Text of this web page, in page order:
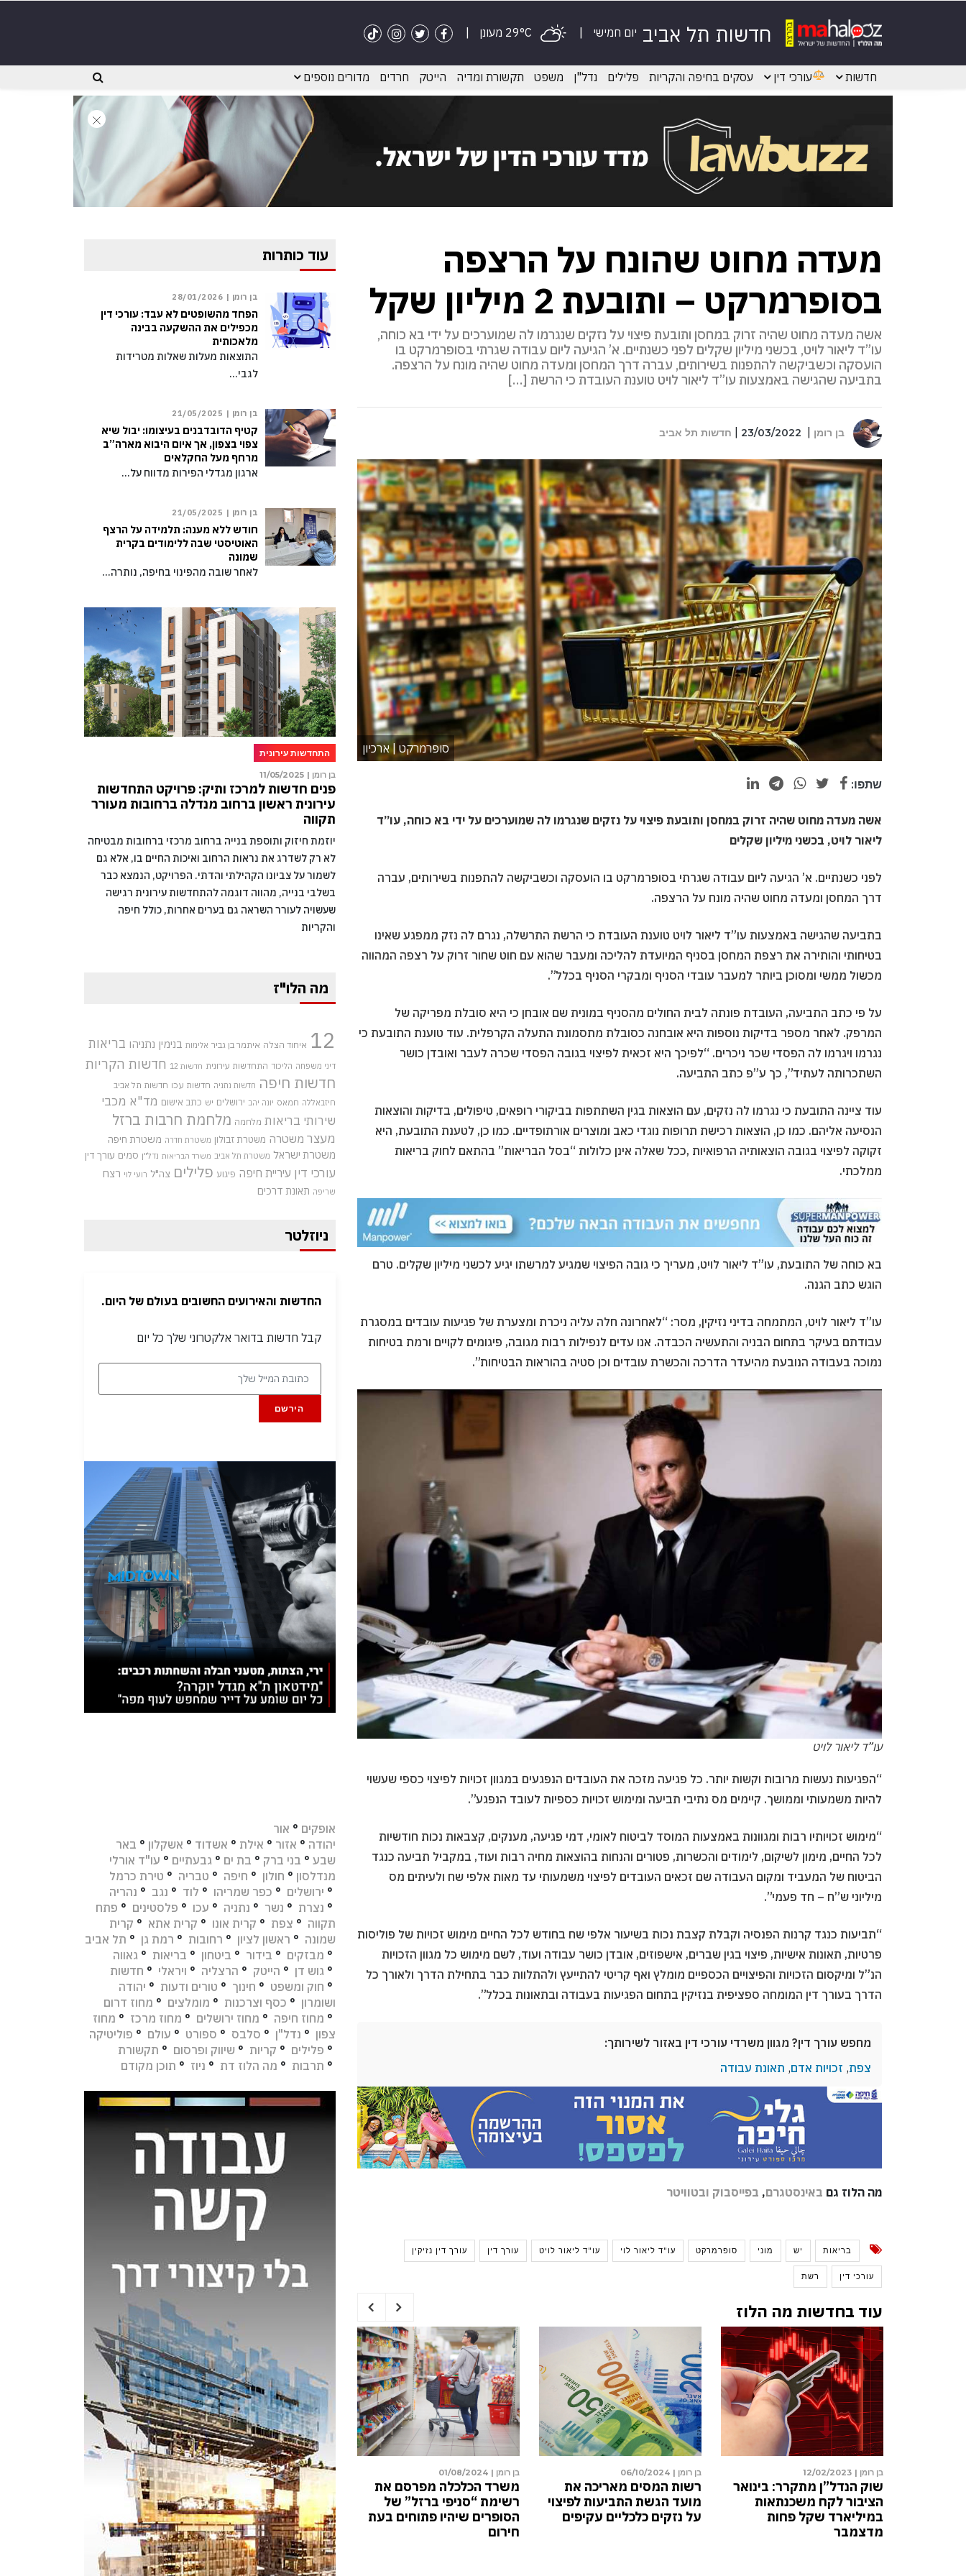
יום חמישי חדשות תל אביב
חדשות עורכי דין עסקים בחיפה והקריות פלילים נדל"ן משפט תקשורת ומדיה הייטק חרדים מדורים נוספים
מעדה מחוט שהונח על הרצפה
בסופרמרקט – ותובעת 2 מיליון שקל
אשה מעדה מחוט שהיה זרוק במחסן ותובעת פיצוי על נזקים שנגרמו לה שמוערכים על ידי בא כוחה,
עו”ד ליאור לויט, בכשני מיליון שקלים לפני כשנתיים. א’ הגיעה ליום עבודה שגרתי בסופרמרקט בו
הועסקה וכשביקשה להתפנות בשירותים, עברה דרך המחסן ומעדה מחוט שהיה מונח על הרצפה.
בתביעה שהגישה באמצעות עו”ד ליאור לויט טוענת העובדת כי הרשת […]
בן רומן 23/03/2022 חדשות תל אביב
סופרמרקט | ארכיון
שתפו:
אשה מעדה מחוט שהיה זרוק במחסן ותובעת פיצוי על נזקים שנגרמו לה שמוערכים על ידי בא כוחה, עו”ד
ליאור לויט, בכשני מיליון שקלים
לפני כשנתיים. א’ הגיעה ליום עבודה שגרתי בסופרמרקט בו הועסקה וכשביקשה להתפנות בשירותים, עברה
דרך המחסן ומעדה מחוט שהיה מונח על הרצפה.
בתביעה שהגישה באמצעות עו”ד ליאור לויט טוענת העובדת כי הרשת התרשלה, נגרם לה נזק ממפגע שאינו
בטיחותי והותירה את רצפת המחסן בסניף המיועדת להליכה ומעבר שהוא עם חוט שחור זרוק על רצפה המהווה
מכשול ממשי ומסוכן ביותר למעבר עובדי הסניף ומבקרי הסניף בכלל”.
על פי כתב התביעה, העובדת פונתה לבית החולים מהסניף במונית שם אובחן כי היא סובלת מפריקה של
המרפק. לאחר מספר בדיקות נוספות היא אובחנה כסובלת מתסמונת התעלה הקרפלית. עוד טוענת התובעת כי
נגרמו ויגרמו לה הפסדי שכר ניכרים. “לפיכך היא זכאית לפיצוי בגובה הפסדי שכרה לעבר ואובדן כושר
השתכרותה לעתיד”, כך ע”פ כתב התביעה.
עוד ציינה התובעת כי נגרמו לה נזקים, עם הוצאות בגין השתתפות בביקורי רופאים, טיפולים, בדיקות והוצאות
הנסיעה אליהם. כמו כן, הוצאות רכישת תרופות נוגדי כאב ומוצרים אורתופדיים. כמו כן, לטענת התובעת, היא
זקוקה לפיצוי בגובה הוצאותיה הרפואיות ,ככל שאלה אינן כלולות “בסל הבריאות” בהתאם לחוק בריאות
ממלכתי.
בא כוחה של התובעת, עו”ד ליאור לויט, מעריך כי גובה הפיצוי שמגיע למרשתו יגיע לכשני מיליון שקלים. טרם
הוגש כתב הגנה.
עו”ד ליאור לויט, המתמחה בדיני נזיקין, מסר: “לאחרונה חלה עליה ניכרת ומצערת של פגיעות עובדים במסגרת
עבודתם בעיקר בתחום הבניה והתעשיה הכבדה. אנו עדים לנפילות רבות מגובה, פיגומים לקויים ורמת בטיחות
נמוכה בעבודה הנובעת מהיעדר הדרכה והכשרת עובדים וכן סטיה בהוראות הבטיחות”.
עו”ד ליאור לויט
“הפגיעות נעשות מרובות וקשות יותר. כל פגיעה מזכה את העובדים הנפגעים במגוון זכויות לפיצוי כספי שעשוי
להיות משמעותי וממושך. קיימים מס נתיבי תביעה ומימוש זכויות כספיות לעובד הנפגע”.
“מימוש זכויותיו רבות ומגוונות באמצעות המוסד לביטוח לאומי, דמי פגיעה, מענקים, קצבאות נכות חודשיות
לכל החיים, מימון לשיקום, לימודים והכשרות, פטורים והנחות בהוצאות מחיה רבות ועוד, במקביל תביעה כנגד
הביטוח של המעביד ומקום העבודה שם זכאים העובדים לפיצוי משמעותי עד מאות אלפי שח ולעיתים מס
מיליוני ש”ח – חד פעמי”.
“תביעות כנגד קרנות הפנסיה וקבלת קצבת נכות בשיעור אלפי שח בחודש לכל החיים מימוש זכויות של פוליסות
פרטיות, תאונות אישיות, פיצוי בגין שברים, אישפוזים, אובדן כושר עבודה ועוד, לשם מימוש כל מגוון הזכויות
הנ”ל ומיקסום הזכויות והפיצויים הכספיים מומלץ ואף קריטי להתייעץ ולהתלוות כבר בתחילת הדרך ולאורך כל
הדרך בעורך דין המומחה ספציפית בנזיקין בתחום הפגיעות בעבודה ובתאונות בכלל”.
מחפש עורך דין? מגוון משרדי עורכי דין באזור לשירותך:
צפת, זכויות אדם, תאונת עבודה
מה הלוז גם באינסטגרם, בפייסבוק ובטוויטר
בריאות יש מוני סופרמרקט עו"ד ליאור לוי עו"ד ליאור לויט עורך דין עורך דין נזיקין
עורכי דין רשת
עוד בחדשות מה הלוז
בן רומן | 12/02/2023
גירעון של 2.6 מיליארד שקל:
מה קורה בקופת חולים
כללית?
בן רומן | 12/02/2023
שוק הנדל”ן מתקרר: בינואר
הציבור לקח משכנתאות
במיליארד שקל פחות
בן רומן | 06/10/2024
רשות המסים מאריכה את
מועד הגשת התביעות לפיצוי
על נזקים כלכליים עקיפים
בן רומן | 01/08/2024
משרד הכלכלה מפרסם את
רשימת “סניפי ברזל” של
הסופרים שיהיו פתוחים בעת
חירום
בן רומן |
“ניסתה לייצר מצג שווא”:
לאחר שהאם טענה כי היא
וילדיה בסכנת חיים, ביה”ד
הורה להחזיר את הילדים
למפגשים עם האב
עוד כותרות
בן רומן | 28/01/2026
הפחד מהשופטים לא עבד: עורכי דין
מכפילים את ההשקעה בבינה
מלאכותית
התוצאות מעלות שאלות מטרידות
לגבי…
בן רומן | 21/05/2025
קטיף הדובדבנים בעיצומו: יבול שיא
צפוי בצפון, אך איום היבוא מארה”ב
מרחף מעל החקלאים
ארגון מגדלי הפירות מדווח על…
בן רומן | 21/05/2025
חודש ללא מענה: תלמידה על הרצף
האוטיסטי שבה ללימודים בקרית
שמונה
לאחר שובה מהפינוי בחיפה, נותרה…
התחדשות עירונית
בן רומן | 11/05/2025
פנים חדשות למרכז ותיק: פרויקט התחדשות
עירונית ראשון ברחוב מנדלה ברחובות מעורר
תקווה
יוזמת חיזוק ותוספת בנייה ברחוב מרכזי ברחובות מבטיחה
לא רק לשדרג את נראות הרחוב ואיכות החיים בו, אלא גם
לשמור על צביונו הקהילתי והדתי. הפרויקט, הנמצא כבר
בשלבי בנייה, מהווה דוגמה להתחדשות עירונית רגישה
שעשויה לעורר השראה גם בערים אחרות, כולל חיפה
והקריות
מה הלו"ז
12 איחוד הצלה איתמר בן גביר אלימות בנימין נתניהו בריאות
דיני משפחה הליכוד התחדשות עירונית חדשות 12 חדשות הקריות
חדשות חיפה חדשות נתניה חדשות עכו חדשות תל אביב
חיזבאללה חמאס יונה יהב ירושלים יש כתב אישום מד"א מכבי
שירותי בריאות מלחמה מלחמת חרבות ברזל
מעצר משטרה משטרת זבולון משטרת חדרה משטרת חיפה
משטרת ישראל משטרת תל אביב משרד הבריאות נדל"ן סמים עורך דין
עורכי דין עיריית חיפה פיגוע פלילים צה"ל רועי לוי רצח
שריפה תאונת דרכים
ניוזלטר
החדשות והאירועים החשובים בעולם של היום.
קבל חדשות בדואר אלקטרוני שלך כל יום
הירשם
אופקים ° אור
יהודה ° אזור ° אילת ° אשדוד ° אשקלון ° באר
שבע ° בני ברק ° בת ים ° גבעתיים ° עו"ד אורלי
מנדלסון ° חולון ° חיפה ° טבריה ° טירת כרמל
° ירושלים ° כפר שמריהו ° לוד ° נגב ° נהריה
° נצרת ° נשר ° נתניה ° עכו ° פלסטינים ° פתח
תקווה ° צפת ° קרית אונו ° קרית אתא ° קרית
שמונה ° ראשון לציון ° רחובות ° רמת גן ° תל אביב
° מבזקים ° בידור ° ביטחון ° בריאות ° גאווה
° גוש דן ° הייטק ° הרצליה ° ויראלי ° חדשות
° חוק ומשפט ° חינוך ° טורים ודעות ° יהודה
ושומרון ° כסף וצרכנות ° מומלצים ° מחוז דרום
° מחוז חיפה ° מחוז ירושלים ° מחוז מרכז ° מחוז
צפון ° נדל"ן ° סלבס ° ספורט ° עולם ° פוליטיקה
° פלילים ° קריות ° שיווק ופרסום ° תקשורת
° תרבות ° מה הלוז דת ° ניוז ° תוכן מקודם